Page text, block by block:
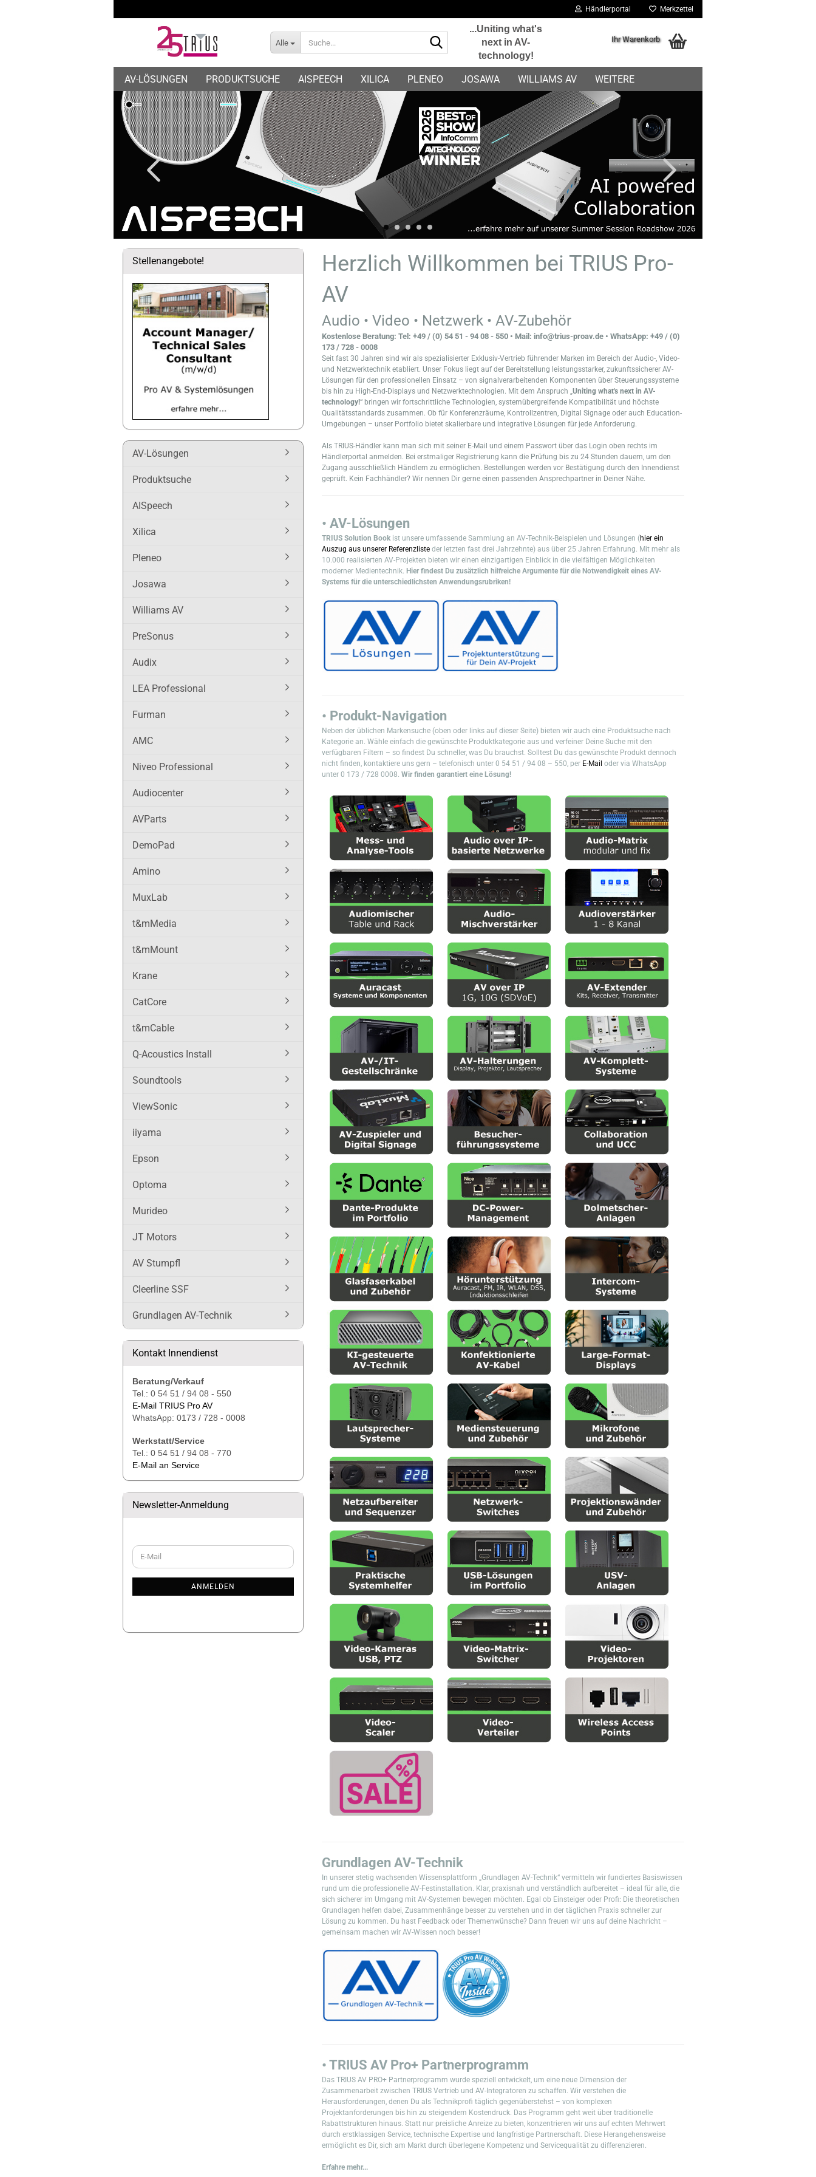
Händlerportal
E-Mail
Passwort
Konto erstellen
Passwort vergessen?
Merkzettel
Alle
...Uniting what's
next in AV-
technology!
Ihr Warenkorb
AV-LÖSUNGEN PRODUKTSUCHE AISPEECH XILICA PLENEO JOSAWA WILLIAMS AV WEITERE
Herzlich Willkommen bei TRIUS Pro-
AV
Audio • Video • Netzwerk • AV-Zubehör
Kostenlose Beratung: Tel: +49 / (0) 54 51 - 94 08 - 550 • Mail: info@trius-proav.de • WhatsApp: +49 / (0)
173 / 728 - 0008
Seit fast 30 Jahren sind wir als spezialisierter Exklusiv-Vertrieb führender Marken im Bereich der Audio-, Video-
und Netzwerktechnik etabliert. Unser Fokus liegt auf der Bereitstellung leistungsstarker, zukunftssicherer AV-
Lösungen für den professionellen Einsatz – von signalverarbeitenden Komponenten über Steuerungssysteme
bis hin zu High-End-Displays und Netzwerktechnologien. Mit dem Anspruch „Uniting what's next in AV-
technology!“ bringen wir fortschrittliche Technologien, systemübergreifende Kompatibilität und höchste
Qualitätsstandards zusammen. Ob für Konferenzräume, Kontrollzentren, Digital Signage oder auch Education-
Umgebungen – unser Portfolio bietet skalierbare und integrative Lösungen für jede Anforderung.
Als TRIUS-Händler kann man sich mit seiner E-Mail und einem Passwort über das Login oben rechts im
Händlerportal anmelden. Bei erstmaliger Registrierung kann die Prüfung bis zu 24 Stunden dauern, um den
Zugang ausschließlich Händlern zu ermöglichen. Bestellungen werden vor Bestätigung durch den Innendienst
geprüft. Kein Fachhändler? Wir nennen Dir gerne einen passenden Ansprechpartner in Deiner Nähe.
• AV-Lösungen
TRIUS Solution Book ist unsere umfassende Sammlung an AV-Technik-Beispielen und Lösungen (hier ein
Auszug aus unserer Referenzlisteder letzten fast drei Jahrzehnte) aus über 25 Jahren Erfahrung. Mit mehr als
10.000 realisierten AV-Projekten bieten wir einen einzigartigen Einblick in die vielfältigen Möglichkeiten
moderner Medientechnik.Hier findest Du zusätzlich hilfreiche Argumente für die Notwendigkeit eines AV-
Systems für die unterschiedlichsten Anwendungsrubriken!
• Produkt-Navigation
Neben der üblichen Markensuche (oben oder links auf dieser Seite) bieten wir auch eine Produktsuche nach
Kategorie an. Wähle einfach die gewünschte Produktkategorie aus und verfeiner Deine Suche mit den
verfügbaren Filtern – so findest Du schneller, was Du brauchst. Solltest Du das gewünschte Produkt dennoch
nicht finden, kontaktiere uns gern – telefonisch unter 0 54 51 / 94 08 – 550, per E-Mail oder via WhatsApp
unter 0 173 / 728 0008.Wir finden garantiert eine Lösung!
Grundlagen AV-Technik
In unserer stetig wachsenden Wissensplattform „Grundlagen AV-Technik“ vermitteln wir fundiertes Basiswissen
rund um die professionelle AV-Festinstallation. Klar, praxisnah und verständlich aufbereitet – ideal für alle, die
sich sicherer im Umgang mit AV-Systemen bewegen möchten. Egal ob Einsteiger oder Profi: Die theoretischen
Grundlagen helfen dabei, Zusammenhänge besser zu verstehen und in der täglichen Praxis schneller zur
Lösung zu kommen. Du hast Feedback oder Themenwünsche? Dann freuen wir uns auf deine Nachricht –
gemeinsam machen wir AV-Wissen noch besser!
• TRIUS AV Pro+ Partnerprogramm
Das TRIUS AV PRO+ Partnerprogramm wurde speziell entwickelt, um eine neue Dimension der
Zusammenarbeit zwischen TRIUS Vertrieb und AV-Integratoren zu schaffen. Wir verstehen die
Herausforderungen, denen Du als Technikprofi täglich gegenüberstehst – von komplexen
Projektanforderungen bis hin zu steigendem Kostendruck. Das Programm geht weit über traditionelle
Rabattstrukturen hinaus. Statt nur preisliche Anreize zu bieten, konzentrieren wir uns auf echten Mehrwert
durch erstklassigen Service, technische Expertise und langfristige Partnerschaft. Diese Herangehensweise
ermöglicht es Dir, sich am Markt durch überlegene Kompetenz und Servicequalität zu differenzieren.
Erfahre mehr...
Stellenangebote!
AV-Lösungen
Produktsuche
AISpeech
Xilica
Pleneo
Josawa
Williams AV
PreSonus
Audix
LEA Professional
Furman
AMC
Niveo Professional
Audiocenter
AVParts
DemoPad
Amino
MuxLab
t&mMedia
t&mMount
Krane
CatCore
t&mCable
Q-Acoustics Install
Soundtools
ViewSonic
iiyama
Epson
Optoma
Murideo
JT Motors
AV Stumpfl
Cleerline SSF
Grundlagen AV-Technik
Kontakt Innendienst
Beratung/Verkauf
Tel.: 0 54 51 / 94 08 - 550
E-Mail TRIUS Pro AV
WhatsApp: 0173 / 728 - 0008
Werkstatt/Service
Tel.: 0 54 51 / 94 08 - 770
E-Mail an Service
Newsletter-Anmeldung
WEITER
ZUR
NEWSLETTER-
E-
Mail
ANMELDEN